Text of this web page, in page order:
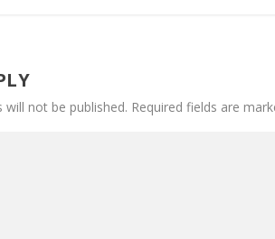
will not be published. Required fields are